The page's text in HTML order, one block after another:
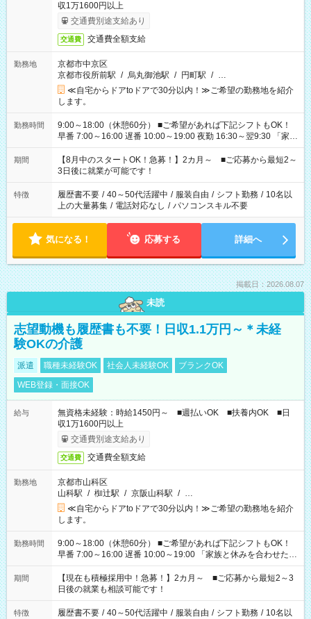
収1万1600円以上
交通費別途支給あり
交通費 交通費全額支給
勤務地
京都市中京区
京都市役所前駅 / 烏丸御池駅 / 円町駅 / …
≪自宅からドアtoドアで30分以内！≫ご希望の勤務地を紹介
します。
勤務時間
9:00～18:00（休憩60分） ■ご希望があれば下記シフトもOK！
早番 7:00～16:00 遅番 10:00～19:00 夜勤 16:30～翌9:30 「家族
と休みを合わせたい」 「余裕を持って夕飯の準備がしたい」
「できれば残業はしたくない」 など、ご希望を教えてください
ね。 ※Wワーク希望の方へ 今ご覧のお仕事で希望する勤務時間
と、もう1つのお仕事の勤務時間。 合計で週40時間を超える場
合は応募できません。
期間
【8月中のスタートOK！急募！】2カ月～ ■ご応募から最短2～
3日後に就業が可能です！
特徴 履歴書不要 / 40～50代活躍中 / 服装自由 / シフト勤務 / 10名以
上の大量募集 / 電話対応なし / パソコンスキル不要
気になる！ 応募する 詳細へ
掲載日：2026.08.07
未読
志望動機も履歴書も不要！日収1.1万円～＊未経
験OKの介護
派遣 職種未経験OK 社会人未経験OK
ブランクOK
WEB登録・面接OK
給与
無資格未経験：時給1450円～ ■週払いOK ■扶養内OK ■日
収1万1600円以上
交通費別途支給あり
交通費 交通費全額支給
勤務地
京都市山科区
山科駅 / 椥辻駅 / 京阪山科駅 / …
≪自宅からドアtoドアで30分以内！≫ご希望の勤務地を紹介
します。
勤務時間
9:00～18:00（休憩60分） ■ご希望があれば下記シフトもOK！
早番 7:00～16:00 遅番 10:00～19:00 「家族と休みを合わせた
い」 「余裕を持って夕飯の準備がしたい」 「できれば残業はし
たくない」 など、ご希望を教えてくださいね。 ※Wワーク希望
の方へ 今ご覧のお仕事で希望する勤務時間と、もう1つのお仕事
の勤務時間。 合計で週40時間を超える場合は応募できません。
期間
【現在も積極採用中！急募！】2カ月～ ■ご応募から最短2～3
日後の就業も相談可能です！
特徴 履歴書不要 / 40～50代活躍中 / 服装自由 / シフト勤務 / 10名以